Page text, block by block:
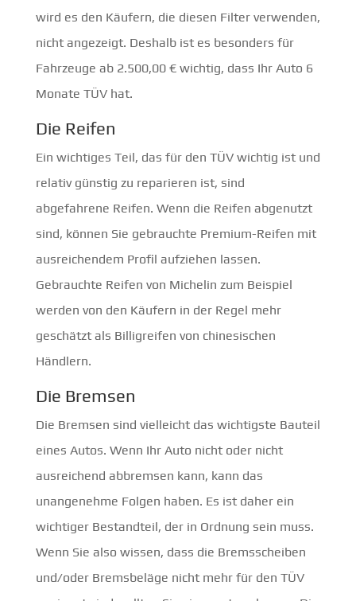
wird es den Käufern, die diesen Filter verwenden,
nicht angezeigt. Deshalb ist es besonders für
Fahrzeuge ab 2.500,00 € wichtig, dass Ihr Auto 6
Monate TÜV hat.
Die Reifen
Ein wichtiges Teil, das für den TÜV wichtig ist und
relativ günstig zu reparieren ist, sind
abgefahrene Reifen. Wenn die Reifen abgenutzt
sind, können Sie gebrauchte Premium-Reifen mit
ausreichendem Profil aufziehen lassen.
Gebrauchte Reifen von Michelin zum Beispiel
werden von den Käufern in der Regel mehr
geschätzt als Billigreifen von chinesischen
Händlern.
Die Bremsen
Die Bremsen sind vielleicht das wichtigste Bauteil
eines Autos. Wenn Ihr Auto nicht oder nicht
ausreichend abbremsen kann, kann das
unangenehme Folgen haben. Es ist daher ein
wichtiger Bestandteil, der in Ordnung sein muss.
Wenn Sie also wissen, dass die Bremsscheiben
und/oder Bremsbeläge nicht mehr für den TÜV